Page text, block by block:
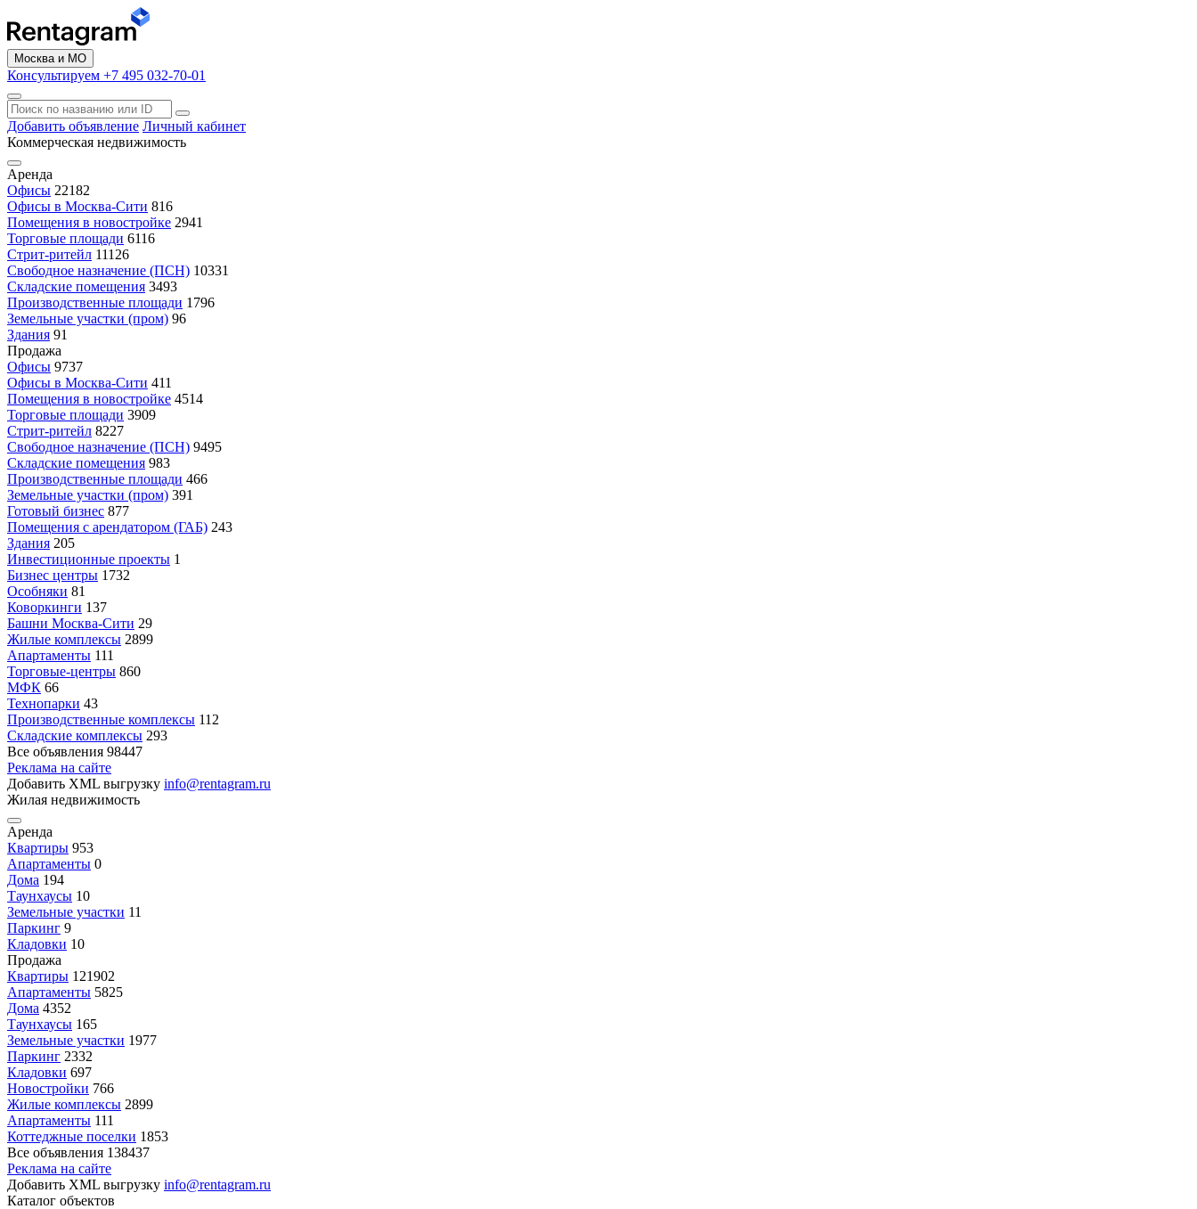
Москва и МО
Консультируем +7 495 032-70-01
Добавить объявление Личный кабинет
Коммерческая недвижимость
Аренда
Офисы 22182
Офисы в Москва-Сити 816
Помещения в новостройке 2941
Торговые площади 6116
Стрит-ритейл 11126
Свободное назначение (ПСН) 10331
Складские помещения 3493
Производственные площади 1796
Земельные участки (пром) 96
Здания 91
Продажа
Офисы 9737
Офисы в Москва-Сити 411
Помещения в новостройке 4514
Торговые площади 3909
Стрит-ритейл 8227
Свободное назначение (ПСН) 9495
Складские помещения 983
Производственные площади 466
Земельные участки (пром) 391
Готовый бизнес 877
Помещения с арендатором (ГАБ) 243
Здания 205
Инвестиционные проекты 1
Бизнес центры 1732
Особняки 81
Коворкинги 137
Башни Москва-Сити 29
Жилые комплексы 2899
Апартаменты 111
Торговые-центры 860
МФК 66
Технопарки 43
Производственные комплексы 112
Складские комплексы 293
Все объявления 98447
Реклама на сайте
Добавить XML выгрузку info@rentagram.ru
Жилая недвижимость
Аренда
Квартиры 953
Апартаменты 0
Дома 194
Таунхаусы 10
Земельные участки 11
Паркинг 9
Кладовки 10
Продажа
Квартиры 121902
Апартаменты 5825
Дома 4352
Таунхаусы 165
Земельные участки 1977
Паркинг 2332
Кладовки 697
Новостройки 766
Жилые комплексы 2899
Апартаменты 111
Коттеджные поселки 1853
Все объявления 138437
Реклама на сайте
Добавить XML выгрузку info@rentagram.ru
Каталог объектов